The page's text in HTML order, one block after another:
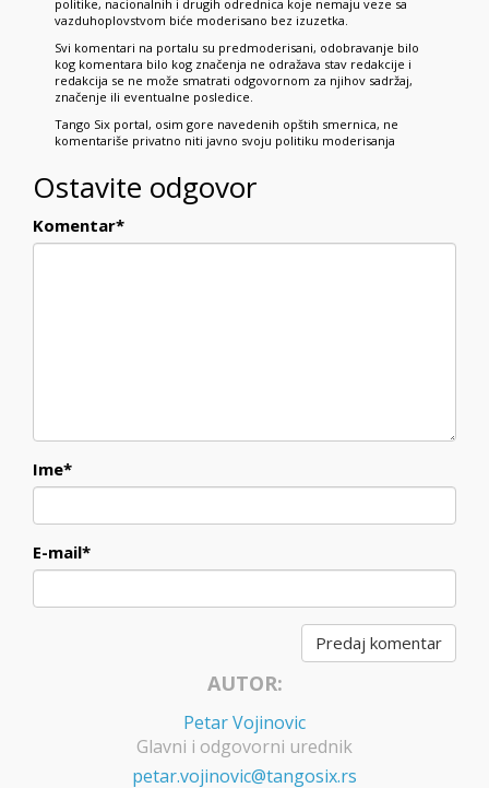
politike, nacionalnih i drugih odrednica koje nemaju veze sa
vazduhoplovstvom biće moderisano bez izuzetka.
Svi komentari na portalu su predmoderisani, odobravanje bilo
kog komentara bilo kog značenja ne odražava stav redakcije i
redakcija se ne može smatrati odgovornom za njihov sadržaj,
značenje ili eventualne posledice.
Tango Six portal, osim gore navedenih opštih smernica, ne
komentariše privatno niti javno svoju politiku moderisanja
Ostavite odgovor
Komentar*
Ime*
E-mail*
AUTOR:
Petar Vojinovic
Glavni i odgovorni urednik
petar.vojinovic@tangosix.rs